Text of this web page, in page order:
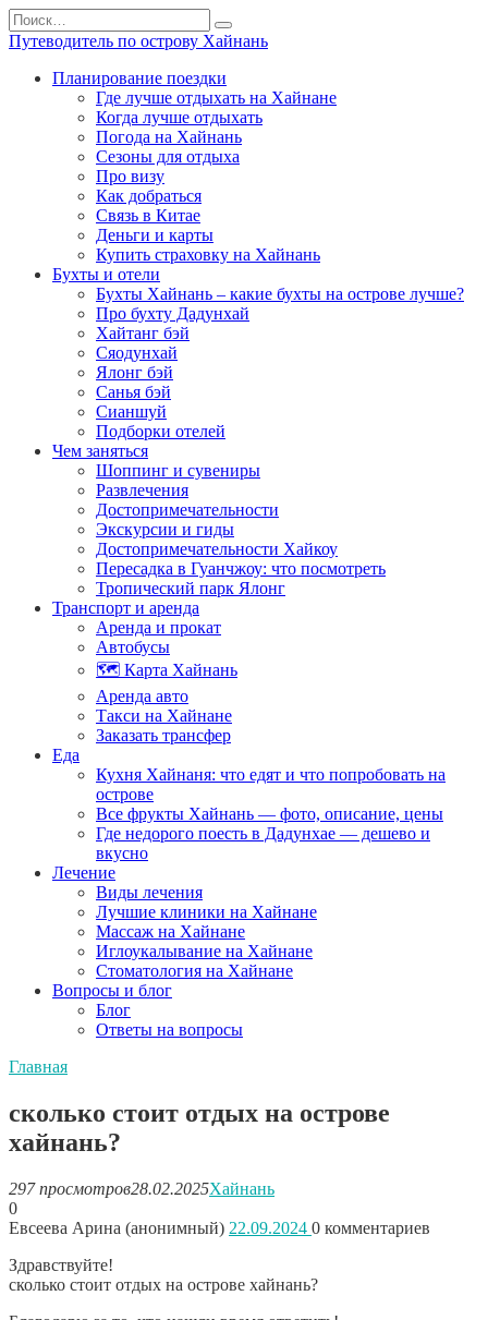
Перейти
к
содержанию
Search
for:
Путеводитель по острову Хайнань
Планирование поездки
Где лучше отдыхать на Хайнане
Когда лучше отдыхать
Погода на Хайнань
Сезоны для отдыха
Про визу
Как добраться
Связь в Китае
Деньги и карты
Купить страховку на Хайнань
Бухты и отели
Бухты Хайнань – какие бухты на острове лучше?
Про бухту Дадунхай
Хайтанг бэй
Сяодунхай
Ялонг бэй
Санья бэй
Сианшуй
Подборки отелей
Чем заняться
Шоппинг и сувениры
Развлечения
Достопримечательности
Экскурсии и гиды
Достопримечательности Хайкоу
Пересадка в Гуанчжоу: что посмотреть
Тропический парк Ялонг
Транспорт и аренда
Аренда и прокат
Автобусы
🗺️ Карта Хайнань
Аренда авто
Такси на Хайнане
Заказать трансфер
Еда
Кухня Хайнаня: что едят и что попробовать на
острове
Все фрукты Хайнань — фото, описание, цены
Где недорого поесть в Дадунхае — дешево и
вкусно
Лечение
Виды лечения
Лучшие клиники на Хайнане
Массаж на Хайнане
Иглоукалывание на Хайнане
Стоматология на Хайнане
Вопросы и блог
Блог
Ответы на вопросы
Главная
сколько стоит отдых на острове
хайнань?
297 просмотров28.02.2025Хайнань
0
Евсеева Арина (анонимный) 22.09.2024 0 комментариев
Здравствуйте!
сколько стоит отдых на острове хайнань?